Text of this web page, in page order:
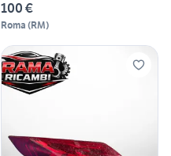
100 €
Roma (RM)